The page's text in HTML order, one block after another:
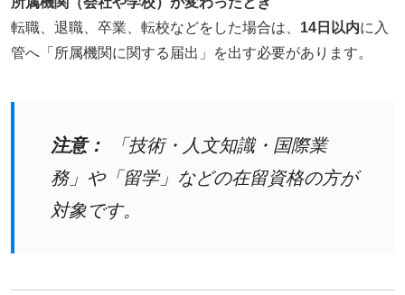
転職、退職、卒業、転校などをした場合は、 14日以内に入
管へ「所属機関に関する届出」を出す必要があります。
注意：
「技術・人文知識・国際業
務」や「留学」などの在留資格の方が
対象です。